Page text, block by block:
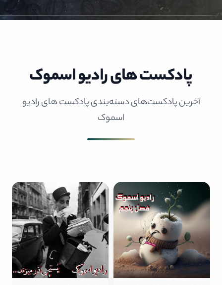
پادکست های رادیو اسموک
آخرین پادکست‌های دسته‌بندی پادکست های رادیو
اسموک